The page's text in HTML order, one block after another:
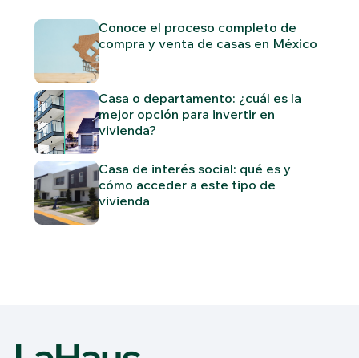
Conoce el proceso completo de
compra y venta de casas en México
Casa o departamento: ¿cuál es la
mejor opción para invertir en
vivienda?
Casa de interés social: qué es y
cómo acceder a este tipo de
vivienda